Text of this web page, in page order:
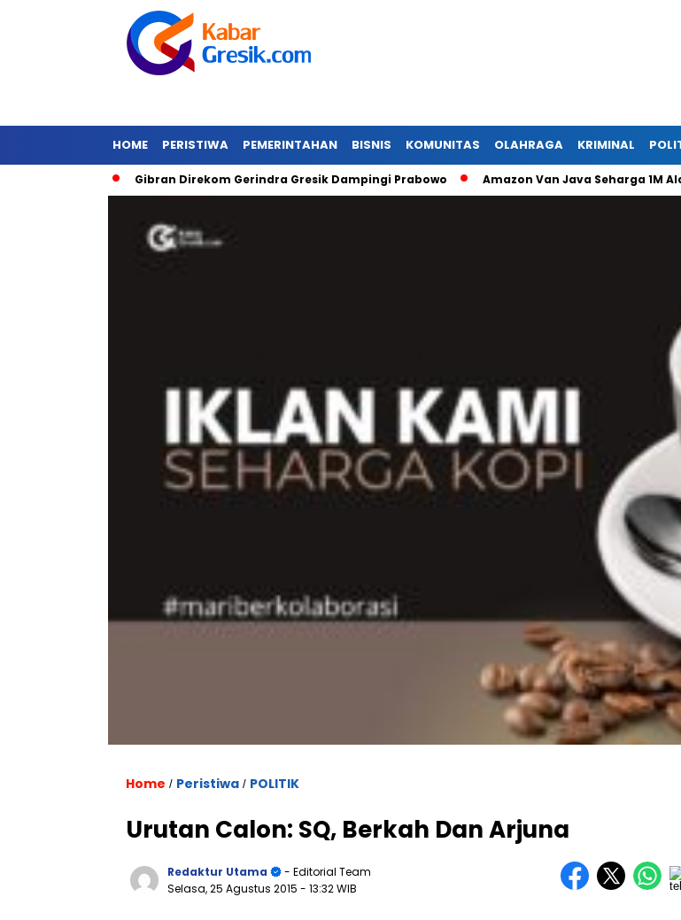
HOME PERISTIWA PEMERINTAHAN BISNIS KOMUNITAS OLAHRAGA KRIMINAL
Gibran Direkom Gerindra Gresik Dampingi Prabowo Amazon Van Java Seharga 1M Alat
Home / Peristiwa / POLITIK
Urutan Calon: SQ, Berkah Dan Arjuna
Redaktur Utama
- Editorial Team
Selasa, 25 Agustus 2015 - 13:32 WIB